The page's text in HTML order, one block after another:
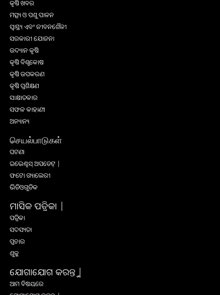
କୃଷି ଖବର
ମତ୍ସ୍ୟ ଓ ପଶୁ ପାଳନ
ସ୍ୱାସ୍ଥ୍ୟ ଏବଂ ଜୀବନଶୈଳୀ
ସରକାରୀ ଯୋଜନା
ଉଦ୍ୟାନ କୃଷି
କୃଷି ବିଶ୍ବକୋଷ
କୃଷି ଉପକରଣ
କୃଷି ପ୍ରଶିକ୍ଷଣ
ସାକ୍ଷାତକାର
ସଫଳ କାହାଣୀ
ଅନ୍ୟାନ୍ୟ
செயல்பாடுகள்
ଘଟଣା
ଇଭେଣ୍ଟସ୍ ଅପଡେଟ୍ |
ଫଟୋ ଗ୍ୟାଲେରୀ
ଭିଡିଓଗୁଡିକ
ମାସିକ ପତ୍ରିକା |
ପତ୍ରିକା
ସଦସ୍ୟତା
ପ୍ରଚାର
ଶୁଳ୍କ
ଯୋଗାଯୋଗ କରନ୍ତୁ |
ଆମ ବିଷୟରେ